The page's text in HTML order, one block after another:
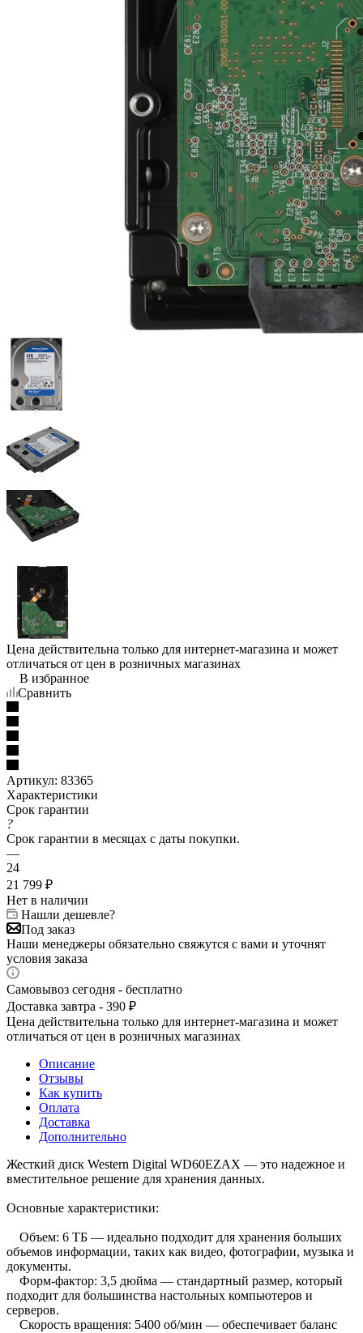
Цена действительна только для интернет-магазина и может
отличаться от цен в розничных магазинах
В избранное
Сравнить
Артикул: 83365
Характеристики
Срок гарантии
?
Срок гарантии в месяцах с даты покупки.
—
24
21 799 ₽
Нет в наличии
Нашли дешевле?
Под заказ
Наши менеджеры обязательно свяжутся с вами и уточнят
условия заказа
Самовывоз сегодня - бесплатно
Доставка завтра - 390 ₽
Цена действительна только для интернет-магазина и может
отличаться от цен в розничных магазинах
Описание
Отзывы
Как купить
Оплата
Доставка
Дополнительно
Жесткий диск Western Digital WD60EZAX — это надежное и
вместительное решение для хранения данных.
Основные характеристики:
Объем: 6 ТБ — идеально подходит для хранения больших
объемов информации, таких как видео, фотографии, музыка и
документы.
Форм-фактор: 3,5 дюйма — стандартный размер, который
подходит для большинства настольных компьютеров и
серверов.
Скорость вращения: 5400 об/мин — обеспечивает баланс